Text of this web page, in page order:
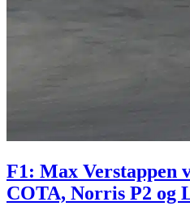
F1: Max Verstappen
COTA, Norris P2 og